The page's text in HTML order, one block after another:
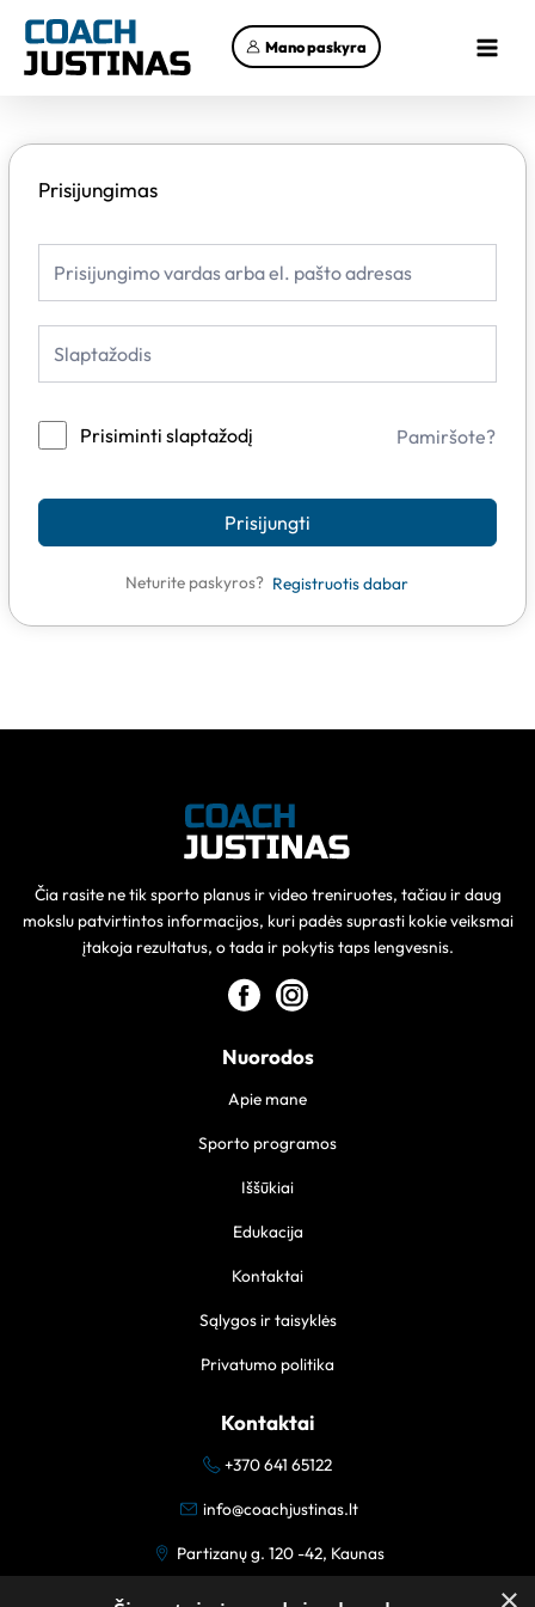
prie
turinio
Mano paskyra
Menu
Prisijungimas
Prisiminti slaptažodį Pamiršote?
Prisijungti
Neturite paskyros? Registruotis dabar
Čia rasite ne tik sporto planus ir video treniruotes, tačiau ir daug
mokslu patvirtintos informacijos, kuri padės suprasti kokie veiksmai
įtakoja rezultatus, o tada ir pokytis taps lengvesnis.
Nuorodos
Apie mane
Sporto programos
Iššūkiai
Edukacija
Kontaktai
Sąlygos ir taisyklės
Privatumo politika
Kontaktai
+370 641 65122
info@coachjustinas.lt
Partizanų g. 120 -42, Kaunas